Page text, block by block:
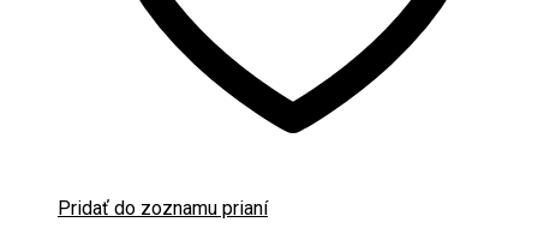
Pridať do zoznamu prianí